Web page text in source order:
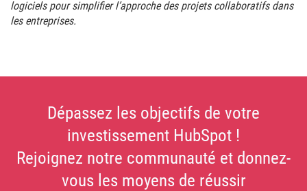
logiciels pour simplifier l’approche des projets collaboratifs dans
les entreprises.
Dépassez les objectifs de votre
investissement HubSpot !
Rejoignez notre communauté et donnez-
vous les moyens de réussir